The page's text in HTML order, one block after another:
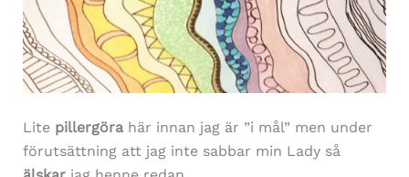
Lite pillergörahär innan jag är ”i mål” men under
förutsättning att jag inte sabbar min Lady så